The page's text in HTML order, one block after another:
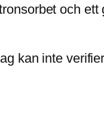
och
kan inte